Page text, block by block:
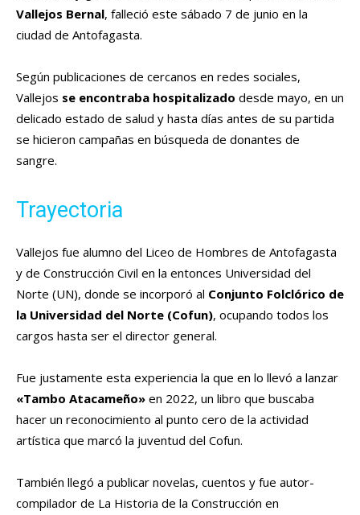
Vallejos Bernal, falleció este sábado 7 de junio en la
ciudad de Antofagasta.
Según publicaciones de cercanos en redes sociales,
Vallejos se encontraba hospitalizado desde mayo, en un
delicado estado de salud y hasta días antes de su partida
se hicieron campañas en búsqueda de donantes de
sangre.
Trayectoria
Vallejos fue alumno del Liceo de Hombres de Antofagasta
y de Construcción Civil en la entonces Universidad del
Norte (UN), donde se incorporó al Conjunto Folclórico de
la Universidad del Norte (Cofun), ocupando todos los
cargos hasta ser el director general.
Fue justamente esta experiencia la que en lo llevó a lanzar
«Tambo Atacameño» en 2022, un libro que buscaba
hacer un reconocimiento al punto cero de la actividad
artística que marcó la juventud del Cofun.
También llegó a publicar novelas, cuentos y fue autor-
compilador de La Historia de la Construcción en